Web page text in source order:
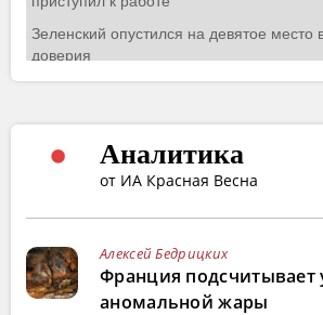
Аналитика
от ИА Красная Весна
Алексей Бедрицких
Франция подсчитывает
аномальной жары